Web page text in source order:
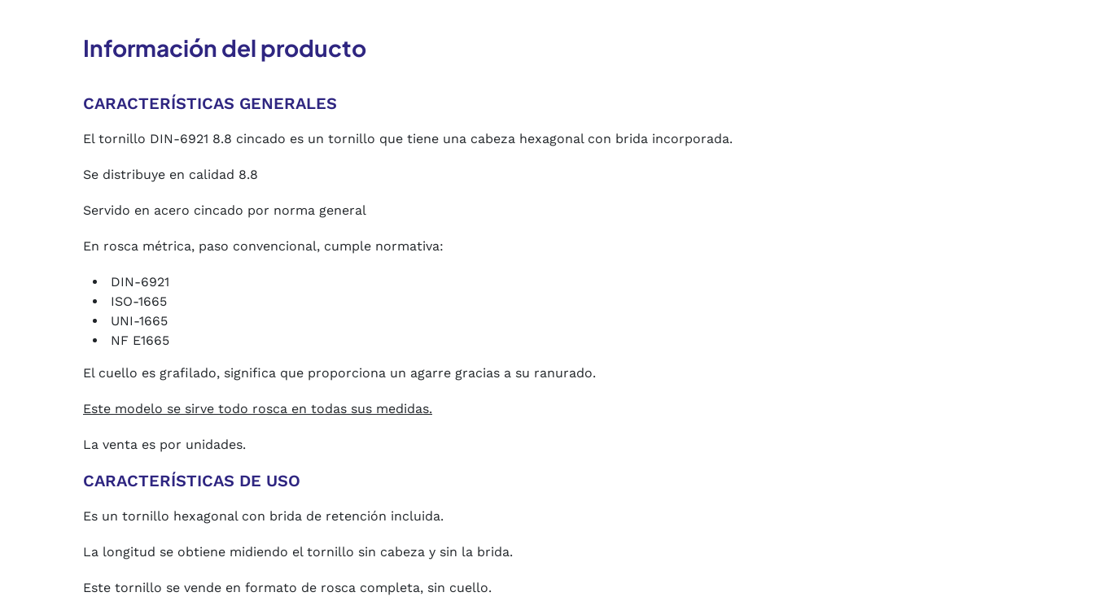
Información del producto
CARACTERÍSTICAS GENERALES
El tornillo DIN-6921 8.8 cincado es un tornillo que tiene una cabeza hexagonal con brida incorporada.
Se distribuye en calidad 8.8
Servido en acero cincado por norma general
En rosca métrica, paso convencional, cumple normativa:
DIN-6921
ISO-1665
UNI-1665
NF E1665
El cuello es grafilado, significa que proporciona un agarre gracias a su ranurado.
Este modelo se sirve todo rosca en todas sus medidas.
La venta es por unidades.
CARACTERÍSTICAS DE USO
Es un tornillo hexagonal con brida de retención incluida.
La longitud se obtiene midiendo el tornillo sin cabeza y sin la brida.
Este tornillo se vende en formato de rosca completa, sin cuello.